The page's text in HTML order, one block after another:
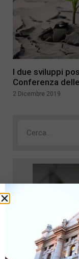
I due sviluppi
Conferenza
2 Dicembre 2019